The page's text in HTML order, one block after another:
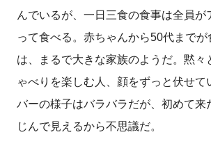
んでいるが、一日三食の食事は全員が
って食べる。赤ちゃんから50代まで
は、まるで大きな家族のようだ。黙々
ゃべりを楽しむ人、顔をずっと伏せて
バーの様子はバラバラだが、初めて来
じんで見えるから不思議だ。